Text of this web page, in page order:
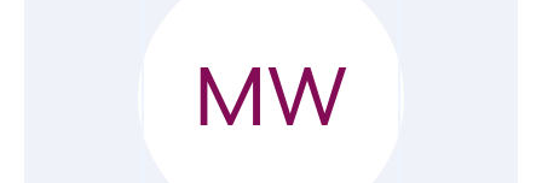
MW